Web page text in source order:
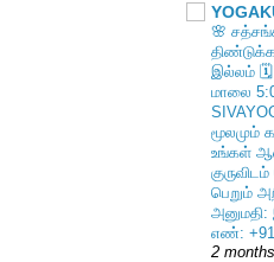
🌸
இல்லம் 🗓️
மாலை
மூலமும்
உங்கள்
பெறும்
எண்: +91
2